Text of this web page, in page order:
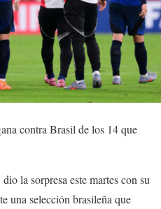
contra Brasil de los 14 que
dio la sorpresa este martes con su
una selección brasileña que